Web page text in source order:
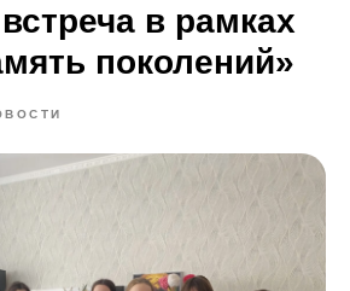
в рамках
поколений»